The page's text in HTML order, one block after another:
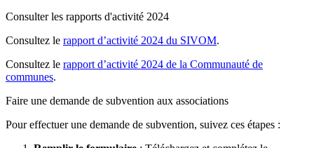
Consulter les rapports d'activité 2024
Consultez le rapport d’activité 2024 du SIVOM.
Consultez le rapport d’activité 2024 de la Communauté de
communes.
Faire une demande de subvention aux associations
Pour effectuer une demande de subvention, suivez ces étapes :